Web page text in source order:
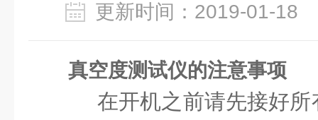
更新时间：2019-01-
真空度测试仪的注意事项
在开机之前请先接好所